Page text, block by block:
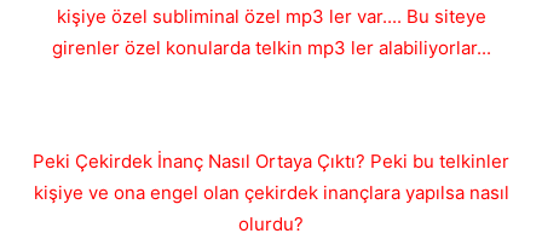
kişiye özel subliminal özel mp3 ler var.... Bu siteye
girenler özel konularda telkin mp3 ler alabiliyorlar...
Peki Çekirdek İnanç Nasıl Ortaya Çıktı? Peki bu telkinler
kişiye ve ona engel olan çekirdek inançlara yapılsa nasıl
olurdu?